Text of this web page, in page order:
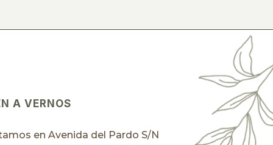
A VERNOS
en Avenida del Pardo S/N